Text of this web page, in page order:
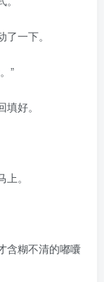
一下。
”
好。
。
含糊不清的嘟囔